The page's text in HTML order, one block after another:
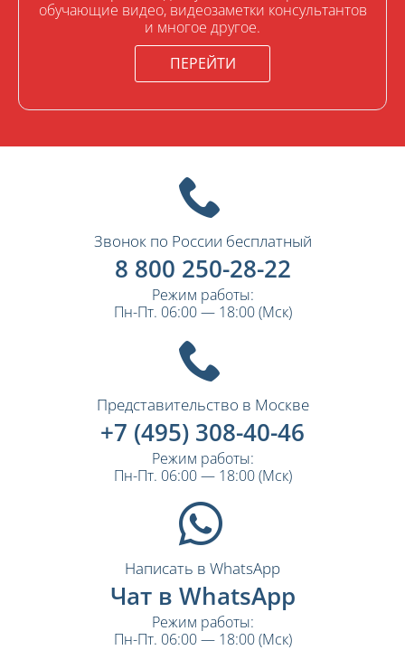
обучающие видео, видеозаметки консультантов
и многое другое.
ПЕРЕЙТИ
Звонок по России бесплатный
8 800 250-28-22
Режим работы:
Пн-Пт. 06:00 — 18:00 (Мск)
Представительство в Москве
+7 (495) 308-40-46
Режим работы:
Пн-Пт. 06:00 — 18:00 (Мск)
Написать в WhatsApp
Чат в WhatsApp
Режим работы:
Пн-Пт. 06:00 — 18:00 (Мск)